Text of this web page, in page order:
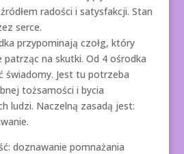
radości i satysfakcji. Stan
serce.
przypominają czołg, który
patrząc na skutki. Od 4 ośrodka
świadomy. Jest tu potrzeba
tożsamości i bycia
ludzi. Naczelną zasadą jest:
doznawanie pomnażania